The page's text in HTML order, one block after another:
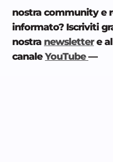
nostra community e
informato? Iscriviti
nostra newslettere
canaleYouTube—